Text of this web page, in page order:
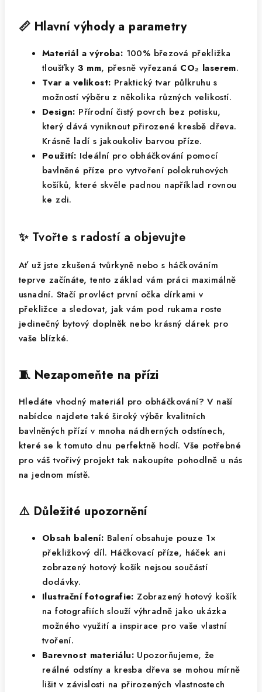
📏 Hlavní výhody a parametry
Materiál a výroba: 100% březová překližka
tloušťky 3 mm, přesně vyřezaná CO₂ laserem.
Tvar a velikost: Praktický tvar půlkruhu s
možností výběru z několika různých velikostí.
Design: Přírodní čistý povrch bez potisku,
který dává vyniknout přirozené kresbě dřeva.
Krásně ladí s jakoukoliv barvou příze.
Použití: Ideální pro obháčkování pomocí
bavlněné příze pro vytvoření polokruhových
košíků, které skvěle padnou například rovnou
ke zdi.
✨ Tvořte s radostí a objevujte
Ať už jste zkušená tvůrkyně nebo s háčkováním
teprve začínáte, tento základ vám práci maximálně
usnadní. Stačí provléct první očka dírkami v
překližce a sledovat, jak vám pod rukama roste
jedinečný bytový doplněk nebo krásný dárek pro
vaše blízké.
🧵 Nezapomeňte na přízi
Hledáte vhodný materiál pro obháčkování? V naší
nabídce najdete také široký výběr kvalitních
bavlněných přízí v mnoha nádherných odstínech,
které se k tomuto dnu perfektně hodí. Vše potřebné
pro váš tvořivý projekt tak nakoupíte pohodlně u nás
na jednom místě.
⚠️ Důležité upozornění
Obsah balení: Balení obsahuje pouze 1×
překližkový díl. Háčkovací příze, háček ani
zobrazený hotový košík nejsou součástí
dodávky.
Ilustrační fotografie: Zobrazený hotový košík
na fotografiích slouží výhradně jako ukázka
možného využití a inspirace pro vaše vlastní
tvoření.
Barevnost materiálu: Upozorňujeme, že
reálné odstíny a kresba dřeva se mohou mírně
lišit v závislosti na přirozených vlastnostech